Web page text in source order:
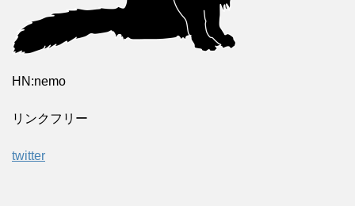
HN:nemo
リンクフリー
twitter